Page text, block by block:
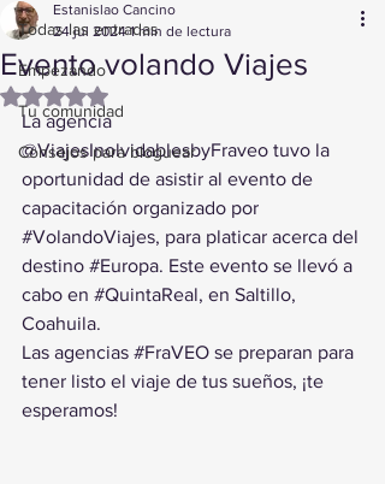
Todas las entradas
Empezando
Tu comunidad
Consejos para bloguear
Evento volando Viajes
Estanislao Cancino
24 jul 2024 1 min de lectura
Obtuvo NaN de 5 estrellas.
La agencia
@ViajesInolvidablesbyFraveo tuvo la
oportunidad de asistir al evento de
capacitación organizado por
#VolandoViajes, para platicar acerca del
destino #Europa. Este evento se llevó a
cabo en #QuintaReal, en Saltillo,
Coahuila.
Las agencias #FraVEO se preparan para
tener listo el viaje de tus sueños, ¡te
esperamos!